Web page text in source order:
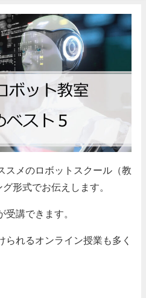
スメのロボットスクール（教
形式でお伝えします。
受講できます。
られるオンライン授業も多く